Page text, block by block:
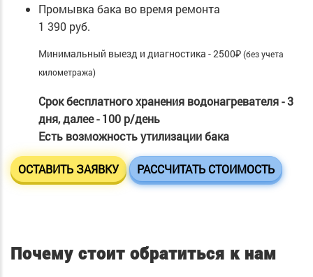
Промывка бака во время ремонта
1 390 руб.
Минимальный выезд и диагностика - 2500₽ (без учета
километража)
Срок бесплатного хранения водонагревателя - 3
дня, далее - 100 р/день
Есть возможность утилизации бака
ОСТАВИТЬ ЗАЯВКУ РАССЧИТАТЬ СТОИМОСТЬ
Почему стоит обратиться к нам